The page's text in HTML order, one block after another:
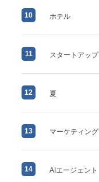
10 ホテル
11 スタートアップ
12 夏
13 マーケティング
14 AIエージェント